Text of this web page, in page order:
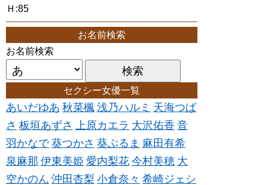
Ｈ:85
お名前検索
お名前検索
セクシー女優一覧
あいだゆあ 秋菜楓 浅乃ハルミ 天海つば
さ 板垣あずさ 上原カエラ 大沢佑香 音
羽かなで 葵つかさ 葵ぶるま 麻田有希
泉麻那 伊東美姫 愛内梨花 今村美穂 大
空かのん 沖田杏梨 小倉奈々 希崎ジェシ